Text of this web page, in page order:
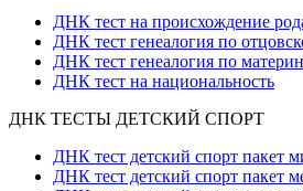
ДНК тест на происхождение
ДНК тест генеалогия по
ДНК тест генеалогия по
ДНК тест на национальность
ДНК ТЕСТЫ ДЕТСКИЙ СПОРТ
ДНК тест детский спорт пакет
ДНК тест детский спорт пакет